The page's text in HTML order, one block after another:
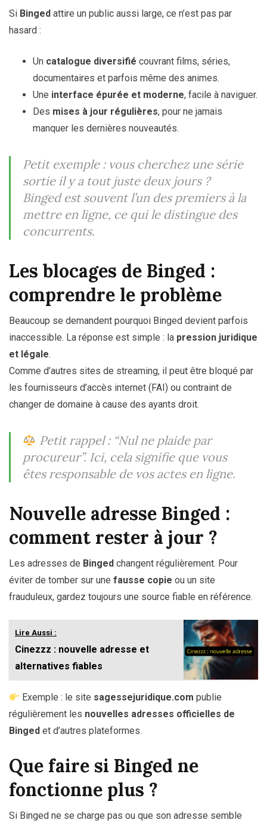
Si Binged attire un public aussi large, ce n’est pas par
hasard :
Un catalogue diversifié couvrant films, séries,
documentaires et parfois même des animes.
Une interface épurée et moderne, facile à naviguer.
Des mises à jour régulières, pour ne jamais
manquer les dernières nouveautés.
Petit exemple : vous cherchez une série
sortie il y a tout juste deux jours ?
Binged est souvent l’un des premiers à la
mettre en ligne, ce qui le distingue des
concurrents.
Les blocages de Binged :
comprendre le problème
Beaucoup se demandent pourquoi Binged devient parfois
inaccessible. La réponse est simple : la pression juridique
et légale.
Comme d’autres sites de streaming, il peut être bloqué par
les fournisseurs d’accès internet (FAI) ou contraint de
changer de domaine à cause des ayants droit.
Petit rappel : “Nul ne plaide par
procureur”. Ici, cela signifie que vous
êtes responsable de vos actes en ligne.
Nouvelle adresse Binged :
comment rester à jour ?
Les adresses de Binged changent régulièrement. Pour
éviter de tomber sur une fausse copie ou un site
frauduleux, gardez toujours une source fiable en référence.
Lire Aussi :
Cinezzz : nouvelle adresse et
alternatives fiables
Exemple : le site sagessejuridique.com publie
régulièrement les nouvelles adresses officielles de
Binged et d’autres plateformes.
Que faire si Binged ne
fonctionne plus ?
Si Binged ne se charge pas ou que son adresse semble